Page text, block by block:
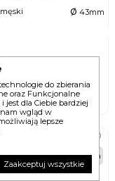
ø 43mm
KOSZYKA
24h
do zbierania
oraz Funkcjonalne
jest dla Ciebie bardziej
wgląd w
lepsze
Zaakceptuj wszystkie